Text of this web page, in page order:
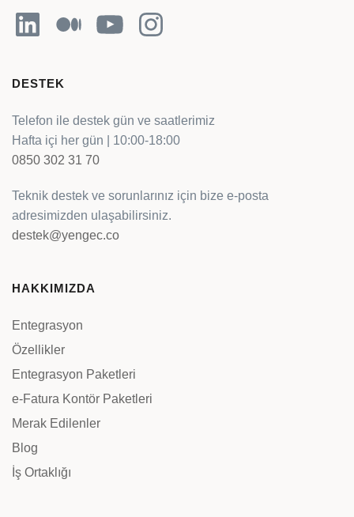
LinkedInOrta YouTubeInstagram
DESTEK
Telefon ile destek gün ve saatlerimiz
Hafta içi her gün | 10:00-18:00
0850 302 31 70
Teknik destek ve sorunlarınız için bize e-posta
adresimizden ulaşabilirsiniz.
destek@yengec.co
HAKKIMIZDA
Entegrasyon
Özellikler
Entegrasyon Paketleri
e-Fatura Kontör Paketleri
Merak Edilenler
Blog
İş Ortaklığı